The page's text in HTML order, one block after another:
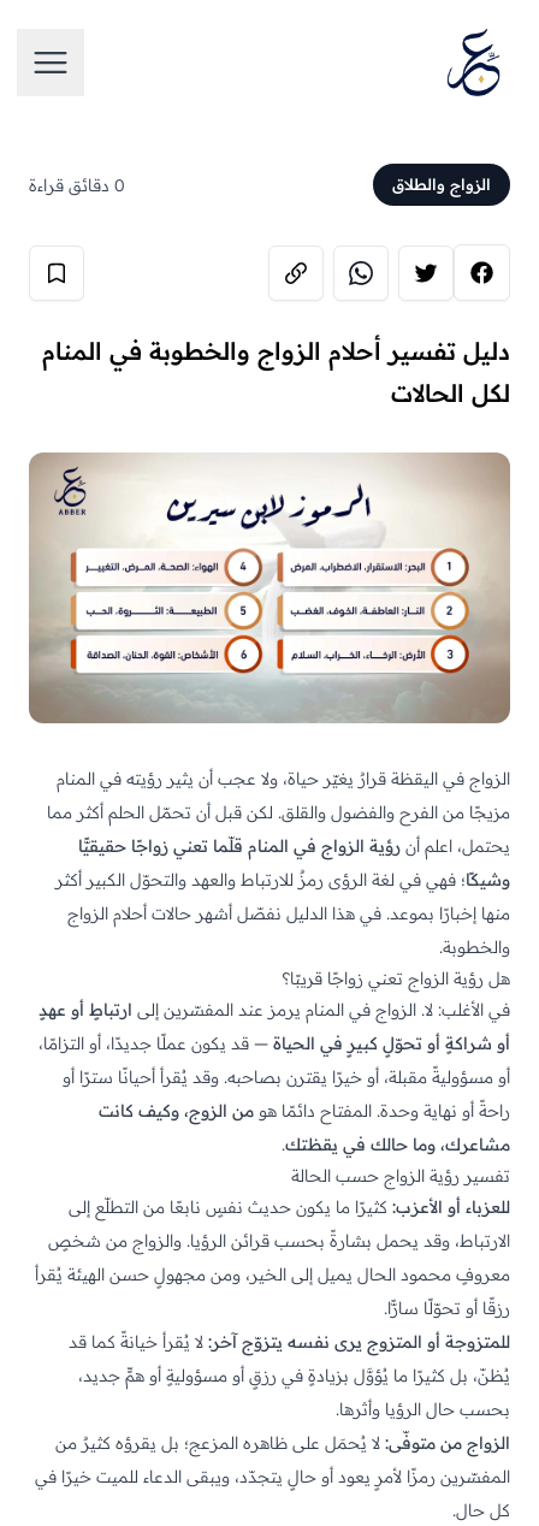
فتح
الزواج والطلاق 0 دقائق قراءة
دليل تفسير أحلام الزواج والخطوبة في المنام
لكل الحالات
الزواج في اليقظة قرارٌ يغيّر حياة، ولا عجب أن يثير رؤيته في المنام
مزيجًا من الفرح والفضول والقلق. لكن قبل أن تحمّل الحلم أكثر مما
يحتمل، اعلم أن رؤية الزواج في المنام قلّما تعني زواجًا حقيقيًّا
وشيكًا؛ فهي في لغة الرؤى رمزٌ للارتباط والعهد والتحوّل الكبير أكثر
منها إخبارًا بموعد. في هذا الدليل نفصّل أشهر حالات أحلام الزواج
والخطوبة.
هل رؤية الزواج تعني زواجًا قريبًا؟
في الأغلب: لا. الزواج في المنام يرمز عند المفسّرين إلى ارتباطٍ أو عهدٍ
أو شراكةٍ أو تحوّلٍ كبيرٍ في الحياة — قد يكون عملًا جديدًا، أو التزامًا،
أو مسؤوليةً مقبلة، أو خيرًا يقترن بصاحبه. وقد يُقرأ أحيانًا سترًا أو
راحةً أو نهاية وحدة. المفتاح دائمًا هو من الزوج، وكيف كانت
مشاعرك، وما حالك في يقظتك.
تفسير رؤية الزواج حسب الحالة
للعزباء أو الأعزب: كثيرًا ما يكون حديث نفسٍ نابعًا من التطلّع إلى
الارتباط، وقد يحمل بشارةً بحسب قرائن الرؤيا. والزواج من شخصٍ
معروفٍ محمود الحال يميل إلى الخير، ومن مجهولٍ حسن الهيئة يُقرأ
رزقًا أو تحوّلًا سارًّا.
للمتزوجة أو المتزوج يرى نفسه يتزوّج آخر: لا يُقرأ خيانةً كما قد
يُظنّ، بل كثيرًا ما يُؤوَّل بزيادةٍ في رزقٍ أو مسؤوليةٍ أو همٍّ جديد،
بحسب حال الرؤيا وأثرها.
الزواج من متوفّى: لا يُحمَل على ظاهره المزعج؛ بل يقرؤه كثيرٌ من
المفسّرين رمزًا لأمرٍ يعود أو حالٍ يتجدّد، ويبقى الدعاء للميت خيرًا في
كل حال.